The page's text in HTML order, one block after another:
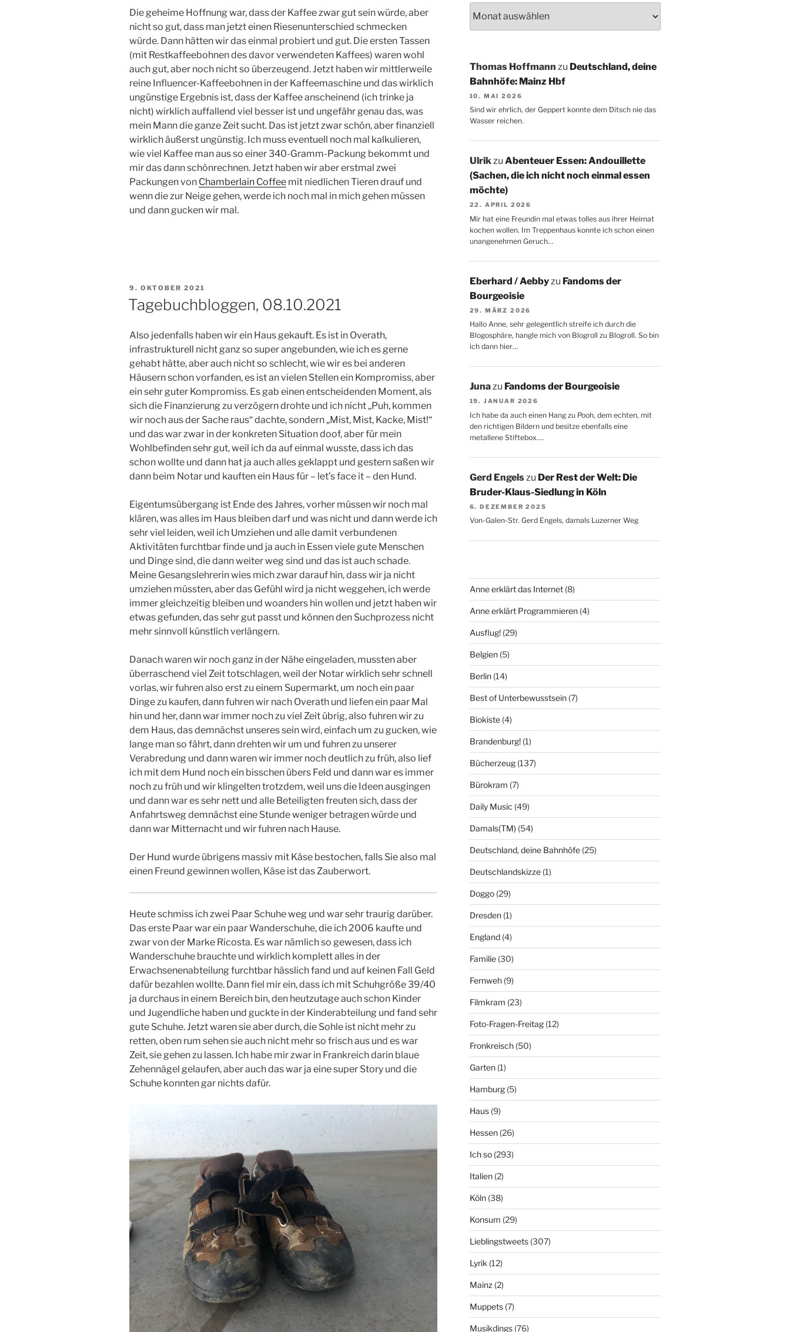
Die geheime Hoffnung war, dass der Kaffee zwar gut sein würde, aber
nicht so gut, dass man jetzt einen Riesenunterschied schmecken
würde. Dann hätten wir das einmal probiert und gut. Die ersten Tassen
(mit Restkaffeebohnen des davor verwendeten Kaffees) waren wohl
auch gut, aber noch nicht so überzeugend. Jetzt haben wir mittlerweile
reine Influencer-Kaffeebohnen in der Kaffeemaschine und das wirklich
ungünstige Ergebnis ist, dass der Kaffee anscheinend (ich trinke ja
nicht) wirklich auffallend viel besser ist und ungefähr genau das, was
mein Mann die ganze Zeit sucht. Das ist jetzt zwar schön, aber finanziell
wirklich äußerst ungünstig. Ich muss eventuell noch mal kalkulieren,
wie viel Kaffee man aus so einer 340-Gramm-Packung bekommt und
mir das dann schönrechnen. Jetzt haben wir aber erstmal zwei
Packungen von Chamberlain Coffee mit niedlichen Tieren drauf und
wenn die zur Neige gehen, werde ich noch mal in mich gehen müssen
und dann gucken wir mal.
VERÖFFENTLICHT
9. OKTOBER 2021
Tagebuchbloggen, 08.10.2021
Also jedenfalls haben wir ein Haus gekauft. Es ist in Overath,
infrastrukturell nicht ganz so super angebunden, wie ich es gerne
gehabt hätte, aber auch nicht so schlecht, wie wir es bei anderen
Häusern schon vorfanden, es ist an vielen Stellen ein Kompromiss, aber
ein sehr guter Kompromiss. Es gab einen entscheidenden Moment, als
sich die Finanzierung zu verzögern drohte und ich nicht „Puh, kommen
wir noch aus der Sache raus“ dachte, sondern „Mist, Mist, Kacke, Mist!“
und das war zwar in der konkreten Situation doof, aber für mein
Wohlbefinden sehr gut, weil ich da auf einmal wusste, dass ich das
schon wollte und dann hat ja auch alles geklappt und gestern saßen wir
dann beim Notar und kauften ein Haus für – let’s face it – den Hund.
Eigentumsübergang ist Ende des Jahres, vorher müssen wir noch mal
klären, was alles im Haus bleiben darf und was nicht und dann werde ich
sehr viel leiden, weil ich Umziehen und alle damit verbundenen
Aktivitäten furchtbar finde und ja auch in Essen viele gute Menschen
und Dinge sind, die dann weiter weg sind und das ist auch schade.
Meine Gesangslehrerin wies mich zwar darauf hin, dass wir ja nicht
umziehen müssten, aber das Gefühl wird ja nicht weggehen, ich werde
immer gleichzeitig bleiben und woanders hin wollen und jetzt haben wir
etwas gefunden, das sehr gut passt und können den Suchprozess nicht
mehr sinnvoll künstlich verlängern.
Danach waren wir noch ganz in der Nähe eingeladen, mussten aber
überraschend viel Zeit totschlagen, weil der Notar wirklich sehr schnell
vorlas, wir fuhren also erst zu einem Supermarkt, um noch ein paar
Dinge zu kaufen, dann fuhren wir nach Overath und liefen ein paar Mal
hin und her, dann war immer noch zu viel Zeit übrig, also fuhren wir zu
dem Haus, das demnächst unseres sein wird, einfach um zu gucken, wie
lange man so fährt, dann drehten wir um und fuhren zu unserer
Verabredung und dann waren wir immer noch deutlich zu früh, also lief
ich mit dem Hund noch ein bisschen übers Feld und dann war es immer
noch zu früh und wir klingelten trotzdem, weil uns die Ideen ausgingen
und dann war es sehr nett und alle Beteiligten freuten sich, dass der
Anfahrtsweg demnächst eine Stunde weniger betragen würde und
dann war Mitternacht und wir fuhren nach Hause.
Der Hund wurde übrigens massiv mit Käse bestochen, falls Sie also mal
einen Freund gewinnen wollen, Käse ist das Zauberwort.
Heute schmiss ich zwei Paar Schuhe weg und war sehr traurig darüber.
Das erste Paar war ein paar Wanderschuhe, die ich 2006 kaufte und
zwar von der Marke Ricosta. Es war nämlich so gewesen, dass ich
Wanderschuhe brauchte und wirklich komplett alles in der
Erwachsenenabteilung furchtbar hässlich fand und auf keinen Fall Geld
dafür bezahlen wollte. Dann fiel mir ein, dass ich mit Schuhgröße 39/40
ja durchaus in einem Bereich bin, den heutzutage auch schon Kinder
und Jugendliche haben und guckte in der Kinderabteilung und fand sehr
gute Schuhe. Jetzt waren sie aber durch, die Sohle ist nicht mehr zu
retten, oben rum sehen sie auch nicht mehr so frisch aus und es war
Zeit, sie gehen zu lassen. Ich habe mir zwar in Frankreich darin blaue
Zehennägel gelaufen, aber auch das war ja eine super Story und die
Schuhe konnten gar nichts dafür.
Thomas Hoffmann zu Deutschland, deine
Bahnhöfe: Mainz Hbf
10. MAI 2026
Sind wir ehrlich, der Geppert konnte dem Ditsch nie das
Wasser reichen.
Ulrikzu Abenteuer Essen: Andouillette
(Sachen, die ich nicht noch einmal essen
möchte)
22. APRIL 2026
Mir hat eine Freundin mal etwas tolles aus ihrer Heimat
kochen wollen. Im Treppenhaus konnte ich schon einen
unangenehmen Geruch…
Eberhard / Aebbyzu Fandoms der
Bourgeoisie
29. MÄRZ 2026
Hallo Anne, sehr gelegentlich streife ich durch die
Blogosphäre, hangle mich von Blogroll zu Blogroll. So bin
ich dann hier…
Junazu Fandoms der Bourgeoisie
19. JANUAR 2026
Ich habe da auch einen Hang zu Pooh, dem echten, mit
den richtigen Bildern und besitze ebenfalls eine
metallene Stiftebox.…
Gerd Engelszu Der Rest der Welt: Die
Bruder-Klaus-Siedlung in Köln
6. DEZEMBER 2025
Von-Galen-Str. Gerd Engels, damals Luzerner Weg
Anne erklärt das Internet(8)
Anne erklärt Programmieren(4)
Ausflug!(29)
Belgien(5)
Berlin(14)
Best of Unterbewusstsein(7)
Biokiste(4)
Brandenburg!(1)
Bücherzeug(137)
Bürokram (7)
Daily Music (49)
Damals(TM) (54)
Deutschland, deine Bahnhöfe(25)
Deutschlandskizze(1)
Doggo(29)
Dresden(1)
England(4)
Familie(30)
Fernweh(9)
Filmkram (23)
Foto-Fragen-Freitag(12)
Fronkreisch(50)
Garten(1)
Hamburg(5)
Haus(9)
Hessen(26)
Ich so(293)
Italien(2)
Köln(38)
Konsum (29)
Lieblingstweets(307)
Lyrik (12)
Mainz (2)
Muppets(7)
Musikdings(76)